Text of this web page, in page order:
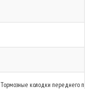
колодки переднего